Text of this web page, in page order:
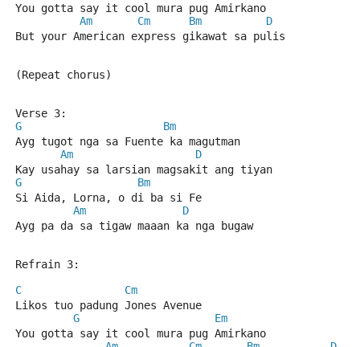
You gotta say it cool mura pug Amirkano
Am
Cm Bm
D
But your American express gikawat sa pulis
(Repeat chorus)
Verse 3:
G
Bm
Ayg tugot nga sa Fuente ka magutman
Am
D
Kay usahay sa larsian magsakit ang tiyan
G
Bm
Si Aida, Lorna, o di ba si Fe
Am
D
Ayg pa da sa tigaw maaan ka nga bugaw
Refrain 3:
C
Cm
Likos tuo padung Jones Avenue
G
Em
You gotta say it cool mura pug Amirkano